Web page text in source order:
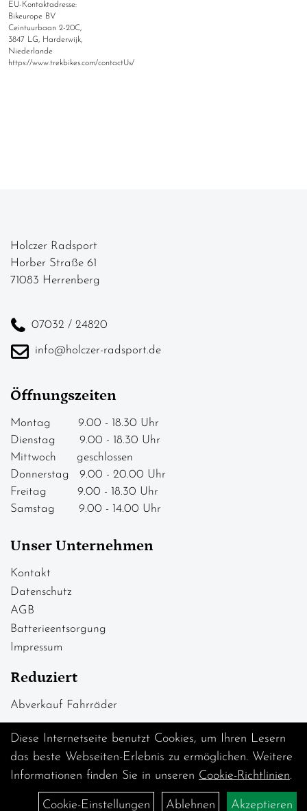
EU-Kontaktadresse:
Bikeurope BV
Ceintuurbaan 2-20C,
3847 LG, Harderwijk,
Niederlande
https://www.trekbikes.com/contactUs/
Holczer Radsport
Horber Straße 61
71083 Herrenberg
07032 / 24820
info@holczer-radsport.de
Öffnungszeiten
Montag 9.00 - 18.30 Uhr
Dienstag 9.00 - 18.30 Uhr
Mittwoch geschlossen
Donnerstag 9.00 - 20.00 Uhr
Freitag 9.00 - 18.30 Uhr
Samstag 9.00 - 14.00 Uhr
Unser Unternehmen
Kontakt
Datenschutz
AGB
Batterieentsorgung
Impressum
Reduziert
Abverkauf Fahrräder
Diese Internetseite benutzt Cookies, um Ihren Lesern
das beste Webseiten-Erlebnis zu ermöglichen. Weitere
Informationen finden Sie in unseren Cookie-Richtlinien.
Cookie-Einstellungen Ablehnen Akzeptieren